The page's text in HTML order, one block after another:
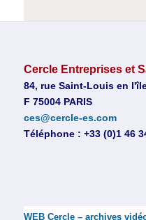
Cercle Entreprises et
84, rue Saint-Louis en
F 75004 PARIS
ces@cercle-es.com
Téléphone : +33 (0)1 46
WEB Cercle – archives